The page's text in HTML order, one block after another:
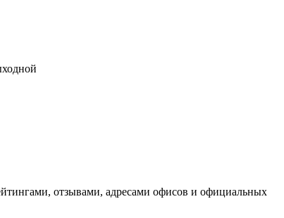
отзывами, адресами офисов и официальных